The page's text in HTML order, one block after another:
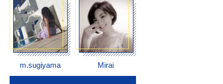
m.sugiyama Mirai